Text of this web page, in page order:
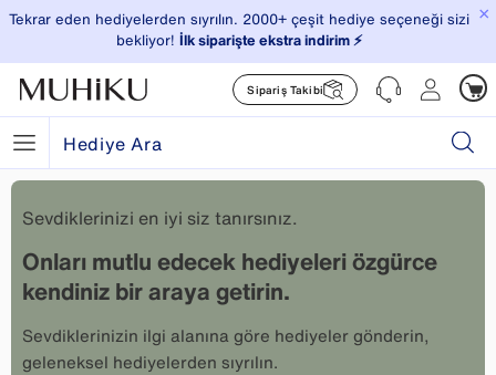
×
Tekrar eden hediyelerden sıyrılın. 2000+ çeşit hediye seçeneği sizi
bekliyor! İlk siparişte ekstra indirim ⚡️
Sipariş Takibi
Sevdiklerinizi en iyi siz tanırsınız.
Onları mutlu edecek hediyeleri özgürce
kendiniz bir araya getirin.
Sevdiklerinizin ilgi alanına göre hediyeler gönderin,
geleneksel hediyelerden sıyrılın.